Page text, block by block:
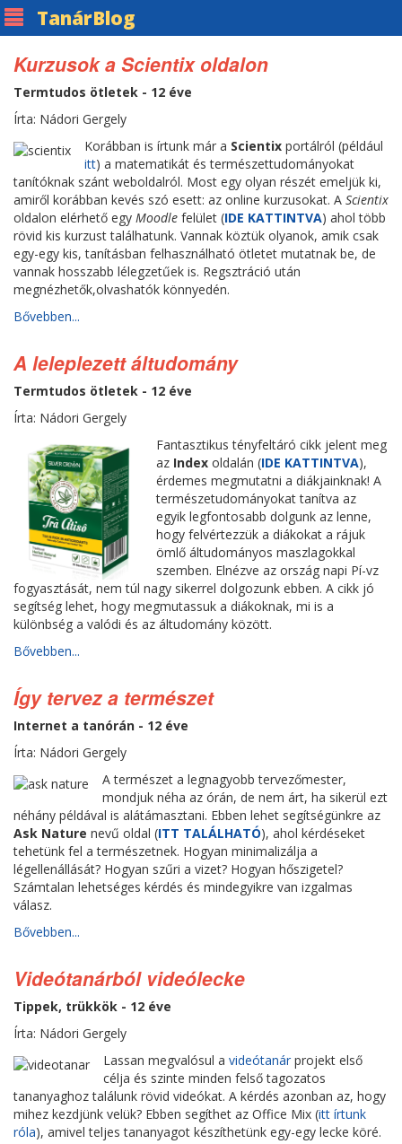
TanárBlog
Kurzusok a Scientix oldalon
Termtudos ötletek - 12 éve
Írta: Nádori Gergely
Korábban is írtunk már a Scientix portálról (például
itt) a matematikát és természettudományokat
tanítóknak szánt weboldalról. Most egy olyan részét emeljük ki,
amiről korábban kevés szó esett: az online kurzusokat. A Scientix
oldalon elérhető egy Moodle felület (IDE KATTINTVA) ahol több
rövid kis kurzust találhatunk. Vannak köztük olyanok, amik csak
egy-egy kis, tanításban felhasználható ötletet mutatnak be, de
vannak hosszabb lélegzetűek is. Regsztráció után
megnézhetők,olvashatók könnyedén.
Bővebben...
A leleplezett áltudomány
Termtudos ötletek - 12 éve
Írta: Nádori Gergely
Fantasztikus tényfeltáró cikk jelent meg
az Indexoldalán (IDE KATTINTVA),
érdemes megmutatni a diákjainknak! A
természetudományokat tanítva az
egyik legfontosabb dolgunk az lenne,
hogy felvértezzük a diákokat a rájuk
ömlő áltudományos maszlagokkal
szemben. Elnézve az ország napi Pí-vz
fogyasztását, nem túl nagy sikerrel dolgozunk ebben. A cikk jó
segítség lehet, hogy megmutassuk a diákoknak, mi is a
különbség a valódi és az áltudomány között.
Bővebben...
Így tervez a természet
Internet a tanórán - 12 éve
Írta: Nádori Gergely
A természet a legnagyobb tervezőmester,
mondjuk néha az órán, de nem árt, ha sikerül ezt
néhány példával is alátámasztani. Ebben lehet segítségünkre az
Ask Nature nevű oldal (ITT TALÁLHATÓ), ahol kérdéseket
tehetünk fel a természetnek. Hogyan minimalizálja a
légellenállását? Hogyan szűri a vizet? Hogyan hőszigetel?
Számtalan lehetséges kérdés és mindegyikre van izgalmas
válasz.
Bővebben...
Videótanárból videólecke
Tippek, trükkök - 12 éve
Írta: Nádori Gergely
Lassan megvalósul a videótanár projekt első
célja és szinte minden felső tagozatos
tananyaghoz találunk rövid videókat. A kérdés azonban az, hogy
mihez kezdjünk velük? Ebben segíthet az Office Mix (itt írtunk
róla), amivel teljes tananyagot készíthetünk egy-egy lecke köré.